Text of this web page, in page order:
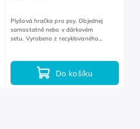
Do košíku
Plyšová hračka pro psy. Objednej
samostatně nebo v dárkovém
setu. Vyrobeno z recyklovaného